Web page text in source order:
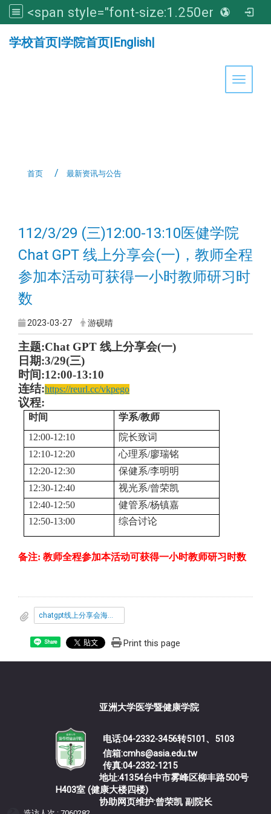
<span style="font-size:1.250em;"><strong>亚洲大学医学暨健康学院</strong></span>
学校首页|学院首页|English|
Toggle
首页 最新资讯与公告
112/3/29 (三)12:00-13:10医健学院
Chat GPT 线上分享会(一)，教师全程
参加本活动可获得一小时教师研习时
数
2023-03-27 游砚晴
主题:Chat GPT 线上分享会(一)
日期:3/29(三)
时间:12:00-13:10
连结:https://reurl.cc/vkpego
议程:
时间
学系/教师
12:00-12:10
院长致词
12:10-12:20
心理系/廖瑞铭
12:20-12:30
保健系/李明明
12:30-12:40
视光系/曾荣凯
12:40-12:50
健管系/杨镇嘉
12:50-13:00
综合讨论
备注: 教师全程参加本活动可获得一小时教师研习时数
chatgpt线上分享会海报.pdf
Share Print this page
亚洲大学医学暨健康学院
电话:04-2332-3456转5101、5103
信箱:cmhs@asia.edu.tw
传真:04-2332-1215
地址:41354台中市雾峰区柳丰路500号
H403室 (健康大楼四楼)
协助网页维护:曾荣凯 副院长